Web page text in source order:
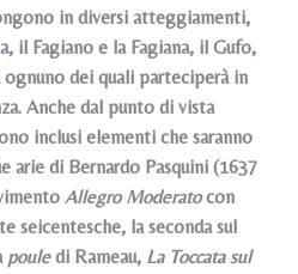
in diversi atteggiamenti,
il Fagiano e la Fagiana, il Gufo,
dei quali parteciperà in
Anche dal punto di vista
inclusi elementi che saranno
arie di Bernardo Pasquini (1637
Allegro Moderatocon
seicentesche, la seconda sul
pouledi Rameau, La Toccata sul